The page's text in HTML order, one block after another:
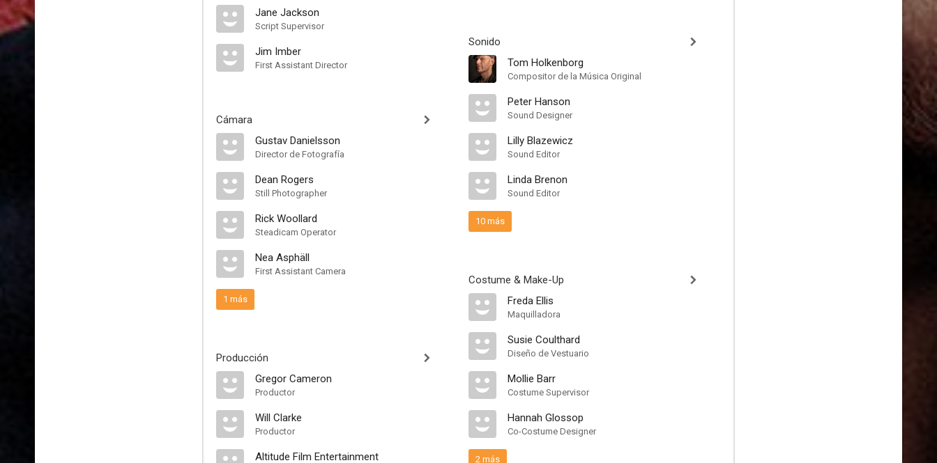
Jane Jackson
Script Supervisor
Jim Imber
First Assistant Director
Cámara
Gustav Danielsson
Director de Fotografía
Dean Rogers
Still Photographer
Rick Woollard
Steadicam Operator
Nea Asphäll
First Assistant Camera
1 más
Producción
Gregor Cameron
Productor
Will Clarke
Productor
Altitude Film Entertainment
Sonido
Tom Holkenborg
Compositor de la Música Original
Peter Hanson
Sound Designer
Lilly Blazewicz
Sound Editor
Linda Brenon
Sound Editor
10 más
Costume & Make-Up
Freda Ellis
Maquilladora
Susie Coulthard
Diseño de Vestuario
Mollie Barr
Costume Supervisor
Hannah Glossop
Co-Costume Designer
2 más